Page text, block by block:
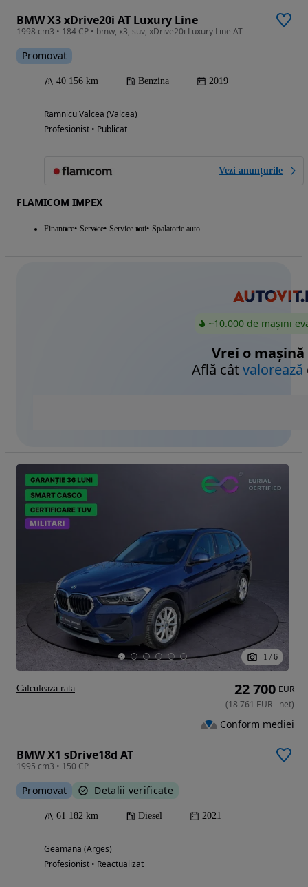
BMW X3 xDrive20i AT Luxury Line
1998 cm3 • 184 CP • bmw, x3, suv, xDrive20i Luxury Line AT
Promovat
40 156 km Benzina 2019
Ramnicu Valcea (Valcea)
Profesionist • Publicat
Vezi anunțurile
FLAMICOM IMPEX
Finantare Service Service roti Spalatorie auto
~10.000 de mașini
Vrei o mașină
Află câtvalorează
1 / 6
BMW X1 sDrive18d AT
1995 cm3 • 150 CP
Promovat Detalii verificate
61 182 km Diesel 2021
Geamana (Arges)
Profesionist • Reactualizat
22 700 EUR
(18 761 EUR- net)
Conform mediei
Calculeaza rata